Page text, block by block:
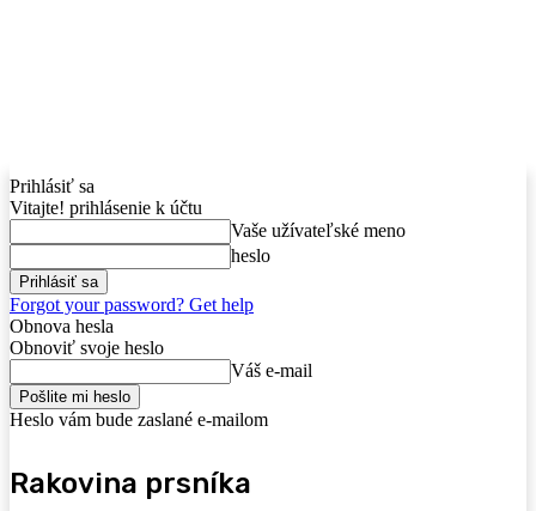
Prihlásiť sa
Vitajte! prihlásenie k účtu
Vaše užívateľské meno
heslo
Forgot your password? Get help
Obnova hesla
Obnoviť svoje heslo
Váš e-mail
Heslo vám bude zaslané e-mailom
Rakovina prsníka